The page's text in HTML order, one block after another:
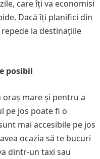
care îți va economisi
Dacă îți planifici din
la destinațiile
posibil
mare și pentru a
pe jos poate fi o
mai accesibile pe jos
ocazia să te bucuri
dintr-un taxi sau